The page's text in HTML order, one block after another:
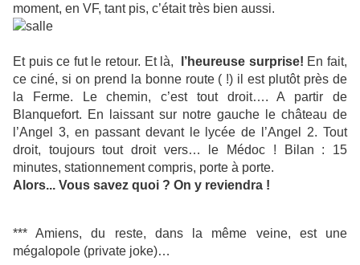
moment, en VF, tant pis, c’était très bien aussi.
Et puis ce fut le retour. Et là, l’heureuse surprise! En fait,
ce ciné, si on prend la bonne route ( !) il est plutôt près de
la Ferme. Le chemin, c’est tout droit…. A partir de
Blanquefort. En laissant sur notre gauche le château de
l’Angel 3, en passant devant le lycée de l’Angel 2. Tout
droit, toujours tout droit vers… le Médoc ! Bilan : 15
minutes, stationnement compris, porte à porte.
Alors... Vous savez quoi ? On y reviendra !
*** Amiens, du reste, dans la même veine, est une
mégalopole (private joke)…